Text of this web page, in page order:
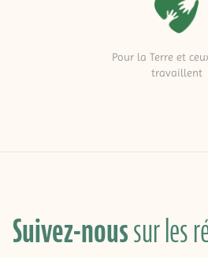
Pour la Terre et
travaillent
Suivez-noussur les